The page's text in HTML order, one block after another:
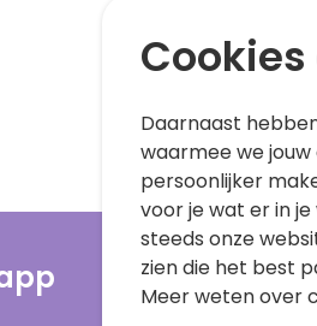
Cookies
Daarnaast
waarmee we
persoonlijker
voor je wat er in
steeds onze
zien die het best
Meer weten over